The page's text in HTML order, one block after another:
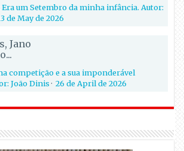
um Setembro da minha infância. Autor:
de May de 2026
Jano
competição e a sua imponderável
João Dinis·26 de April de 2026